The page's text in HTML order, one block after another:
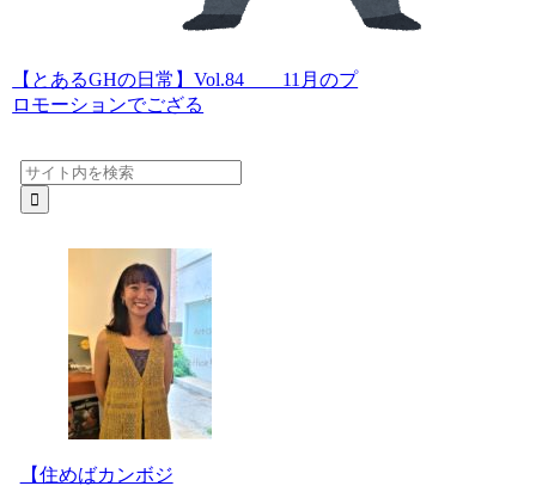
【とあるGHの日常】Vol.84 11月のプ
ロモーションでござる
【住めばカンボジ